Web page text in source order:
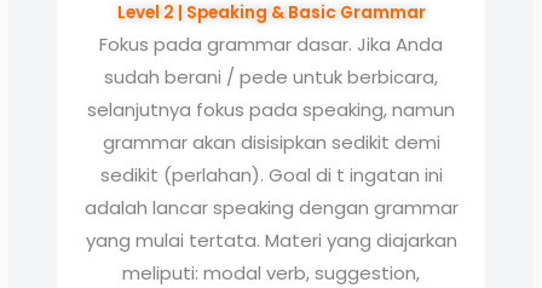
Level 2 | Speaking & Basic Grammar
Fokus pada grammar dasar. Jika Anda
sudah berani / pede untuk berbicara,
selanjutnya fokus pada speaking, namun
grammar akan disisipkan sedikit demi
sedikit (perlahan). Goal di t ingatan ini
adalah lancar speaking dengan grammar
yang mulai tertata. Materi yang diajarkan
meliputi: modal verb, suggestion,